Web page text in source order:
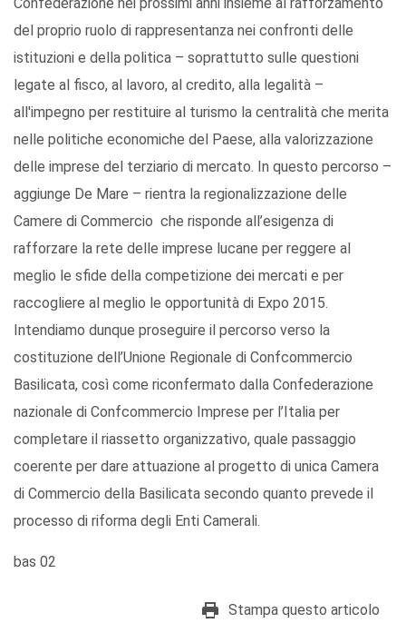
Confederazione nei prossimi anni insieme al rafforzamento
del proprio ruolo di rappresentanza nei confronti delle
istituzioni e della politica – soprattutto sulle questioni
legate al fisco, al lavoro, al credito, alla legalità –
all'impegno per restituire al turismo la centralità che merita
nelle politiche economiche del Paese, alla valorizzazione
delle imprese del terziario di mercato. In questo percorso –
aggiunge De Mare – rientra la regionalizzazione delle
Camere di Commercio che risponde all’esigenza di
rafforzare la rete delle imprese lucane per reggere al
meglio le sfide della competizione dei mercati e per
raccogliere al meglio le opportunità di Expo 2015.
Intendiamo dunque proseguire il percorso verso la
costituzione dell’Unione Regionale di Confcommercio
Basilicata, così come riconfermato dalla Confederazione
nazionale di Confcommercio Imprese per l’Italia per
completare il riassetto organizzativo, quale passaggio
coerente per dare attuazione al progetto di unica Camera
di Commercio della Basilicata secondo quanto prevede il
processo di riforma degli Enti Camerali.
bas 02
Stampa questo articolo